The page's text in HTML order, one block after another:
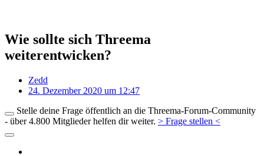
Wie sollte sich Threema
weiterentwicken?
Zedd
24. Dezember 2020 um 12:47
Stelle deine Frage öffentlich an die Threema-Forum-Community
- über 4.800 Mitglieder helfen dir weiter. > Frage stellen <